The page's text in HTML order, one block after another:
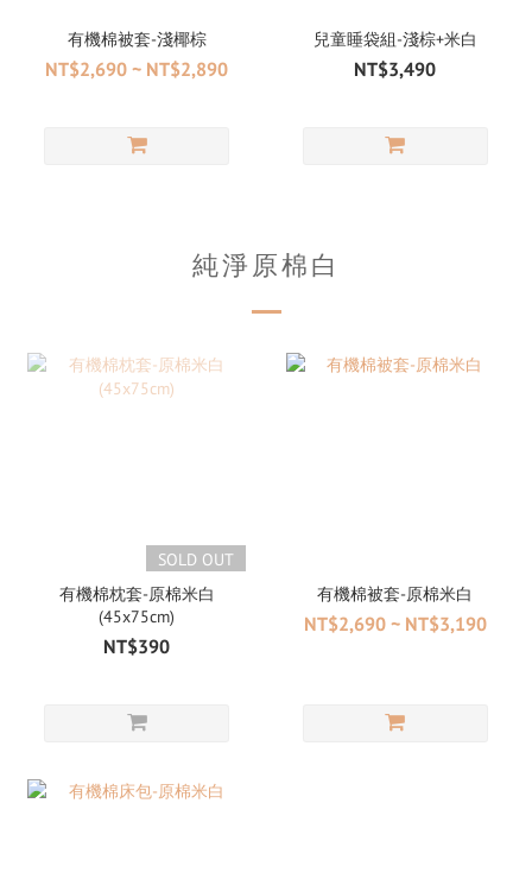
有機棉被套-淺椰棕
NT$2,690 ~ NT$2,890
兒童睡袋組-淺棕+米白
NT$3,490
純淨原棉白
SOLD OUT
有機棉枕套-原棉米白
(45x75cm)
NT$390
有機棉被套-原棉米白
NT$2,690 ~ NT$3,190